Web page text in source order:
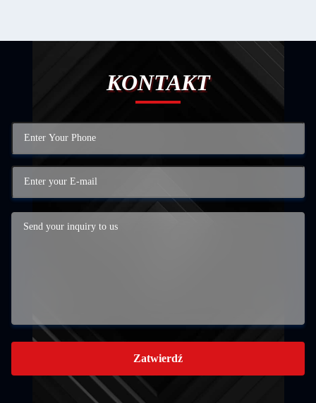
KONTAKT
Zatwierdź